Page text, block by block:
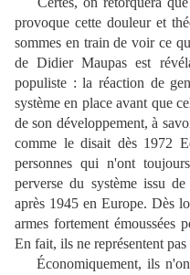
provoque cette douleur et
sommes en train de voir ce
de Didier Maupas est
populiste : la réaction de
système en place avant que
de son développement, à
comme le disait dès 1972
personnes qui n'ont
perverse du système issu
après 1945 en Europe. Dès
armes fortement émoussées
En fait, ils ne représentent
Économiquement, ils